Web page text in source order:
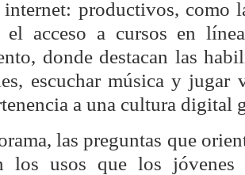
productivos, como
el acceso a cursos en
donde destacan las
escuchar música y jugar
a una cultura digital
las preguntas que
los usos que los jóvenes